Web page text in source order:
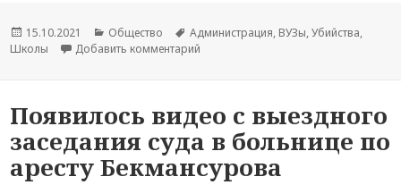
Опубликовано
15.10.2021 Рубрики
Общество Метки
Администрация, ВУЗы,Убийства,
Школы
Добавить комментарий
Появилось видео с выездного
заседания суда в больнице по
аресту Бекмансурова